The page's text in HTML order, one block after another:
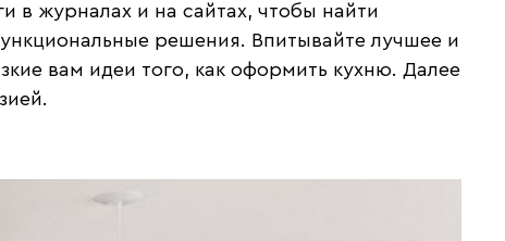
в журналах и на сайтах, чтобы найти
решения. Впитывайте лучшее и
вам идеи того, как оформить кухню. Далее